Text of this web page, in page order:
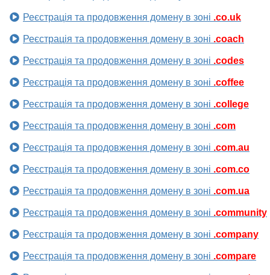
Реєстрація та продовження домену в зоні .co.uk
Реєстрація та продовження домену в зоні .coach
Реєстрація та продовження домену в зоні .codes
Реєстрація та продовження домену в зоні .coffee
Реєстрація та продовження домену в зоні .college
Реєстрація та продовження домену в зоні .com
Реєстрація та продовження домену в зоні .com.au
Реєстрація та продовження домену в зоні .com.co
Реєстрація та продовження домену в зоні .com.ua
Реєстрація та продовження домену в зоні .community
Реєстрація та продовження домену в зоні .company
Реєстрація та продовження домену в зоні .compare